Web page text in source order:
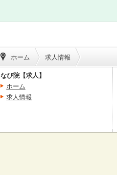
ホーム 求人情報
なび院【求人】
ホーム
求人情報